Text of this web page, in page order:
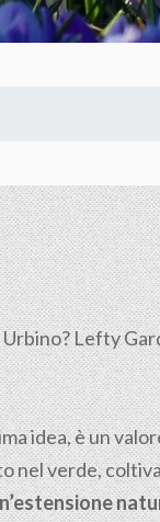
Lefty
idea, è un
nel verde,